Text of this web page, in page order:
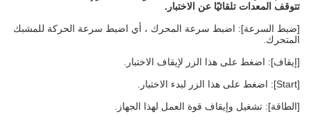
تتوقف المعدات تلقائيًا عن الاختبار.
[ضبط السرعة]: اضبط سرعة المحرك ، أي اضبط سرعة الحركة للمشبك
المتحرك.
[إيقاف]: اضغط على هذا الزر لإيقاف الاختبار.
[الطاقة]: تشغيل وإيقاف قوة العمل لهذا الجهاز.